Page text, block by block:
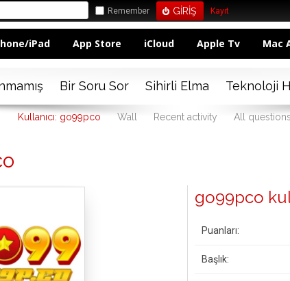
Remember Kayıt
iPad App Store iCloud Apple Tv Mac
Bir Soru Sor Sihirli Elma Teknoloji
Kullanıcı: go99pco Wall Recent activity All questions
go99pco
Puanları:
Başlık: